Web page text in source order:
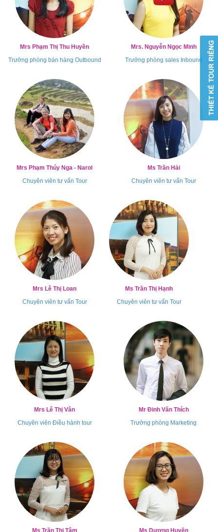
Mrs Phạm Thị Thu Huyền
Trưởng phòng bán hàng Outbound
Mrs. Nguyễn Ngọc Minh
Trưởng phòng sales Inbound
Mrs Phạm Thúy Nga - Narol
Chuyên viên tư vấn Tour
Ms Trần Hải
Chuyên viên tư vấn Tour
Mrs Lê Thị Loan
Chuyên viên tư vấn Tour
Ms Trần Thị Hạnh
Chuyên viên tư vấn Tour
Mrs Lê Thị Vân
Chuyên viên Điều hành tour
Mr Đinh Văn Thích
Trưởng phòng Marketing
Ms Trần Thị Tâm Ms Dương Huyền